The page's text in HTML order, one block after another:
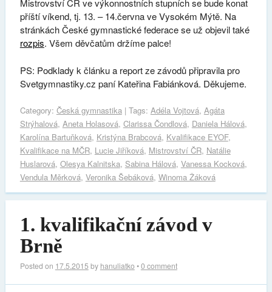
Mistrovství ČR ve výkonnostních stupních se bude konat
příští víkend, tj. 13. – 14.června ve Vysokém Mýtě. Na
stránkách České gymnastické federace se už objevil také
rozpis. Všem děvčatům držíme palce!
PS: Podklady k článku a report ze závodů připravila pro
Svetgymnastiky.cz paní Kateřina Fabiánková. Děkujeme.
Category: Česká gymnastika| Tags: Adéla Vojtová, Agáta
Strýhalová, Aneta Holasová, Clarissa Čondlová, Daniela Hálová,
Karolína Bartuňková, Kristýna Brabcová, Kvalifikace EYOF,
Kvalifikace na MČR, Lucie Jiříková, Mistrovství ČR, Natálie
Huslarová, Olesya Kalnitska, Sabina Hálová, Vanessa Kocková,
Vendula Měrková, Veronika Šebáková, Winoma Žáková
1. kvalifikační závod v
Brně
Posted on 17.5.2015 by hanuliatko •0 comment